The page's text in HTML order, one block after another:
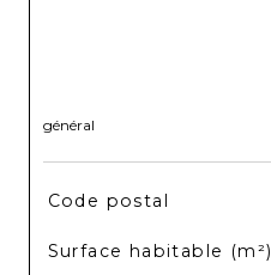
général
TRAD_SIROCCO_Caracteristique
Code postal
Surface habitable (m²)